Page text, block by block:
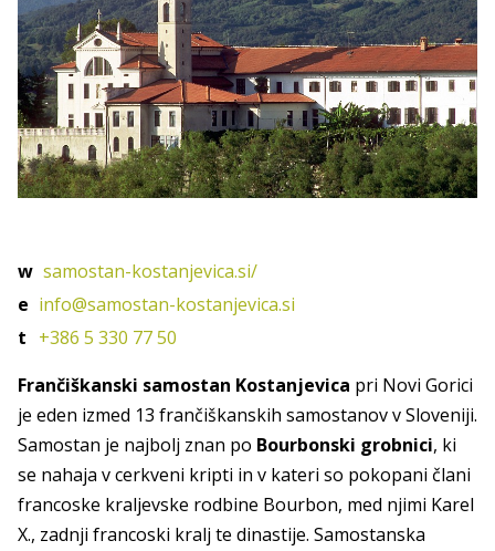
w samostan-kostanjevica.si/
e info@samostan-kostanjevica.si
t +386 5 330 77 50
Frančiškanski samostan Kostanjevica pri Novi Gorici
je eden izmed 13 frančiškanskih samostanov v Sloveniji.
Samostan je najbolj znan po Bourbonski grobnici, ki
se nahaja v cerkveni kripti in v kateri so pokopani člani
francoske kraljevske rodbine Bourbon, med njimi Karel
X., zadnji francoski kralj te dinastije. Samostanska